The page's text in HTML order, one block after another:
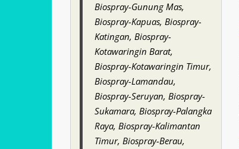
Biospray-Gunung Mas,
Biospray-Kapuas, Biospray-
Katingan, Biospray-
Kotawaringin Barat,
Biospray-Kotawaringin Timur,
Biospray-Lamandau,
Biospray-Seruyan, Biospray-
Sukamara, Biospray-Palangka
Raya, Biospray-Kalimantan
Timur, Biospray-Berau,